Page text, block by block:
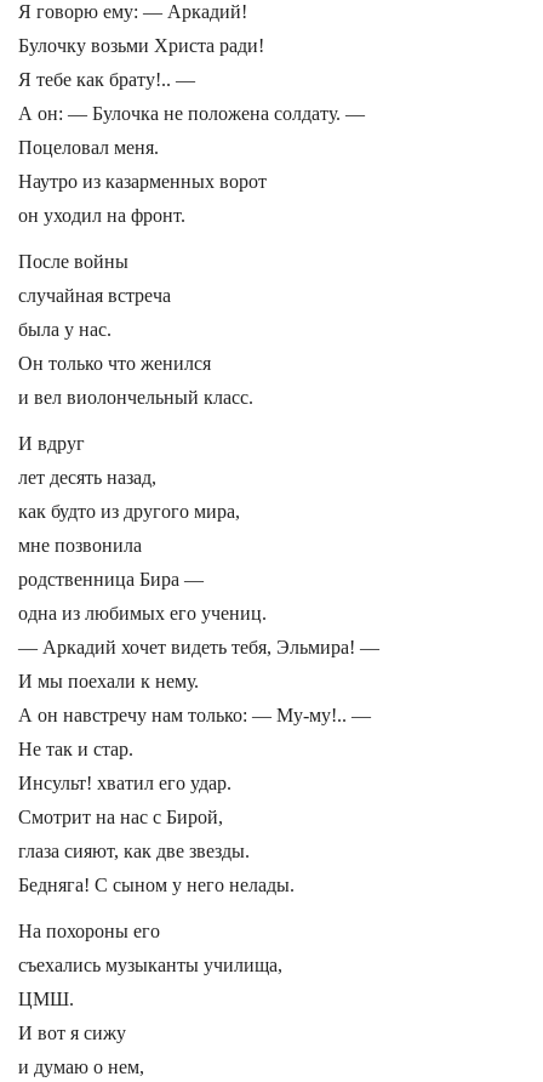
Я говорю ему: — Аркадий!
Булочку возьми Христа ради!
Я тебе как брату!.. —
А он: — Булочка не положена солдату. —
Поцеловал меня.
Наутро из казарменных ворот
он уходил на фронт.
После войны
случайная встреча
была у нас.
Он только что женился
и вел виолончельный класс.
И вдруг
лет десять назад,
как будто из другого мира,
мне позвонила
родственница Бира —
одна из любимых его учениц.
— Аркадий хочет видеть тебя, Эльмира! —
И мы поехали к нему.
А он навстречу нам только: — Му-му!.. —
Не так и стар.
Инсульт! хватил его удар.
Смотрит на нас с Бирой,
глаза сияют, как две звезды.
Бедняга! С сыном у него нелады.
На похороны его
съехались музыканты училища,
ЦМШ.
И вот я сижу
и думаю о нем,